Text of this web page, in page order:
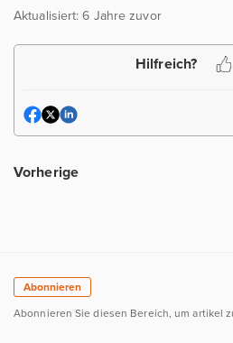
Aktualisiert: 6 Jahre zuvor
Hilfreich?
Vorherige
Abonnieren
Abonnieren Sie diesen Bereich, um artikel